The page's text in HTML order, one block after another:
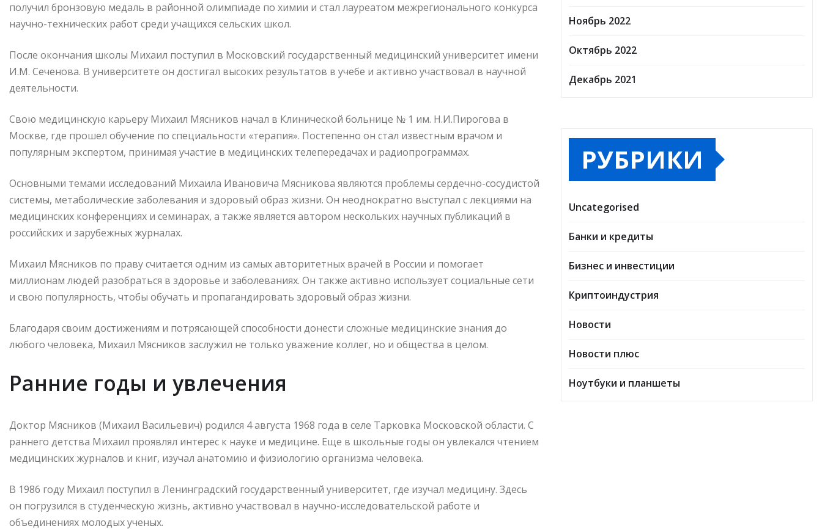
получил бронзовую медаль в районной олимпиаде по химии и стал лауреатом межрегионального конкурса
научно-технических работ среди учащихся сельских школ.
После окончания школы Михаил поступил в Московский государственный медицинский университет имени
И.М. Сеченова. В университете он достигал высоких результатов в учебе и активно участвовал в научной
деятельности.
Свою медицинскую карьеру Михаил Мясников начал в Клинической больнице № 1 им. Н.И.Пирогова в
Москве, где прошел обучение по специальности «терапия». Постепенно он стал известным врачом и
популярным экспертом, принимая участие в медицинских телепередачах и радиопрограммах.
Основными темами исследований Михаила Ивановича Мясникова являются проблемы сердечно-сосудистой
системы, метаболические заболевания и здоровый образ жизни. Он неоднократно выступал с лекциями на
медицинских конференциях и семинарах, а также является автором нескольких научных публикаций в
российских и зарубежных журналах.
Михаил Мясников по праву считается одним из самых авторитетных врачей в России и помогает
миллионам людей разобраться в здоровье и заболеваниях. Он также активно использует социальные сети
и свою популярность, чтобы обучать и пропагандировать здоровый образ жизни.
Благодаря своим достижениям и потрясающей способности донести сложные медицинские знания до
любого человека, Михаил Мясников заслужил не только уважение коллег, но и общества в целом.
Ранние годы и увлечения
Доктор Мясников (Михаил Васильевич) родился 4 августа 1968 года в селе Тарковка Московской области. С
раннего детства Михаил проявлял интерес к науке и медицине. Еще в школьные годы он увлекался чтением
медицинских журналов и книг, изучал анатомию и физиологию организма человека.
В 1986 году Михаил поступил в Ленинградский государственный университет, где изучал медицину. Здесь
он погрузился в студенческую жизнь, активно участвовал в научно-исследовательской работе и
объединениях молодых ученых.
Ноябрь 2022
Октябрь 2022
Декабрь 2021
РУБРИКИ
Uncategorised
Банки и кредиты
Бизнес и инвестиции
Криптоиндустрия
Новости
Новости плюс
Ноутбуки и планшеты